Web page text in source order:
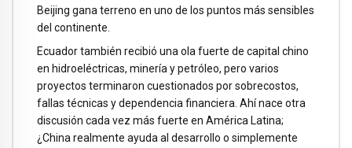
Beijing gana terreno en uno de los puntos más sensibles
del continente.
Ecuador también recibió una ola fuerte de capital chino
en hidroeléctricas, minería y petróleo, pero varios
proyectos terminaron cuestionados por sobrecostos,
fallas técnicas y dependencia financiera. Ahí nace otra
discusión cada vez más fuerte en América Latina;
¿China realmente ayuda al desarrollo o simplemente